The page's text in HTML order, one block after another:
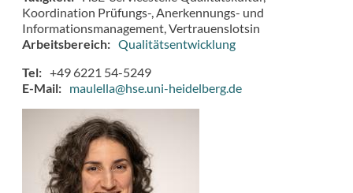
Koordination Prüfungs-, Anerkennungs- und
Informationsmanagement Vertrauenslotsin
Arbeitsbereich
Qualitätsentwicklung
Tel
+49 6221 54-5249
E-Mail
maulella@hse.uni-heidelberg.de